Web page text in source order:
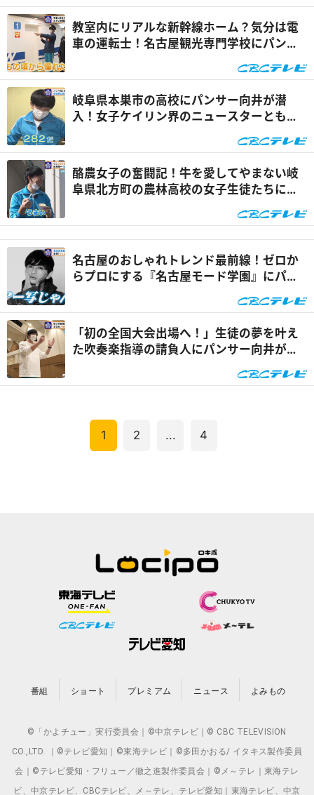
教室内にリアルな新幹線ホーム？気分は電
車の運転士！名古屋観光専門学校にパンサ
岐阜県本巣市の高校にパンサー向井が潜
入！女子ケイリン界のニュースターともご
酪農女子の奮闘記！牛を愛してやまない岐
阜県北方町の農林高校の女子生徒たちにパ
名古屋のおしゃれトレンド最前線！ゼロか
らプロにする『名古屋モード学園』にパン
「初の全国大会出場へ！」生徒の夢を叶え
た吹奏楽指導の請負人にパンサー向井が出
ます！『いざ学校に向井ます』
1 2 ... 4
番組 ショート プレミアム ニュース よみもの
©「かよチュー」実行委員会｜©中京テレビ｜© CBC TELEVISION
CO.,LTD. ｜©テレビ愛知｜©東海テレビ｜©多田かおる/ イタキス製作委員
会｜©テレビ愛知・フリュー／徹之進製作委員会｜©メ～テレ｜東海テレ
ビ、中京テレビ、CBCテレビ、メ～テレ、テレビ愛知｜東海テレビ、中京